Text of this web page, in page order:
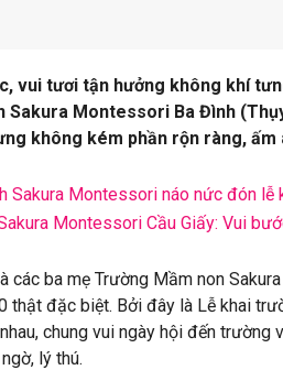
vui tươi tận hưởng không khí
Sakura Montessori Ba Đình
không kém phần rộn ràng, ấm
Sakura Montessori náo nức đón
Montessori Cầu Giấy: Vui
các ba mẹ Trường Mầm non
thật đặc biệt. Bởi đây là Lễ khai
chung vui ngày hội đến
lý thú.